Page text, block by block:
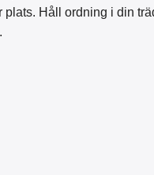
Håll ordning i din